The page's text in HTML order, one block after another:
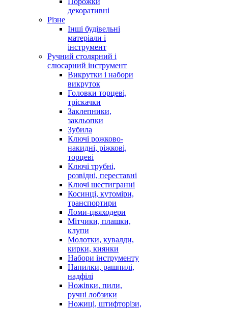
декоративні
Різне
Інші будівельні
матеріали і
інструмент
Ручний столярний і
слюсарний інструмент
Викрутки і набори
викруток
Головки торцеві,
тріскачки
Заклепники,
закльопки
Зубила
Ключі рожково-
накидні, ріжкові,
торцеві
Ключі трубні,
розвідні, переставні
Ключі шестигранні
Косинці, кутоміри,
транспортири
Ломи-цвяходери
Мітчики, плашки,
клупи
Молотки, кувалди,
кирки, киянки
Набори інструменту
Напилки, рашпилі,
надфілі
Ножівки, пили,
ручні лобзики
Ножиці, штифторізи,